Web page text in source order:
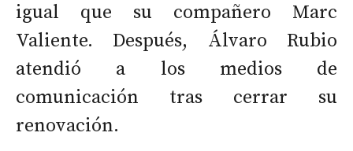
igual que su compañero Marc
Valiente. Después, Álvaro Rubio
atendió a los medios de
comunicación tras cerrar su
renovación.